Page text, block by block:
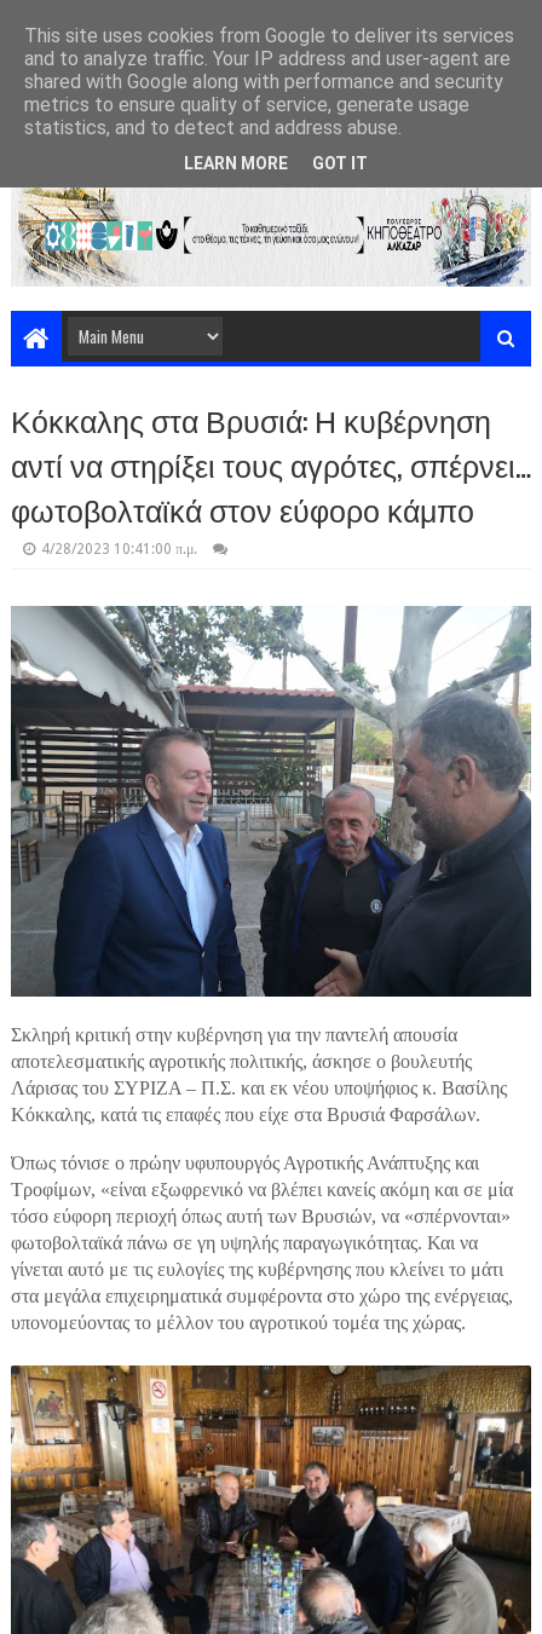
Κόκκαλης στα Βρυσιά: Η κυβέρνηση
αντί να στηρίξει τους αγρότες, σπέρνει…
φωτοβολταϊκά στον εύφορο κάμπο
4/28/2023 10:41:00 π.μ.
Σκληρή κριτική στην κυβέρνηση για την παντελή απουσία
αποτελεσματικής αγροτικής πολιτικής, άσκησε ο βουλευτής
Λάρισας του ΣΥΡΙΖΑ – Π.Σ. και εκ νέου υποψήφιος κ. Βασίλης
Κόκκαλης, κατά τις επαφές που είχε στα Βρυσιά Φαρσάλων.
Όπως τόνισε ο πρώην υφυπουργός Αγροτικής Ανάπτυξης και
Τροφίμων, «είναι εξωφρενικό να βλέπει κανείς ακόμη και σε μία
τόσο εύφορη περιοχή όπως αυτή των Βρυσιών, να «σπέρνονται»
φωτοβολταϊκά πάνω σε γη υψηλής παραγωγικότητας. Και να
γίνεται αυτό με τις ευλογίες της κυβέρνησης που κλείνει το μάτι
στα μεγάλα επιχειρηματικά συμφέροντα στο χώρο της ενέργειας,
υπονομεύοντας το μέλλον του αγροτικού τομέα της χώρας.
This site uses cookies from Google to deliver its services
and to analyze traffic. Your IP address and user-agent are
shared with Google along with performance and security
metrics to ensure quality of service, generate usage
statistics, and to detect and address abuse.
LEARN MORE GOT IT